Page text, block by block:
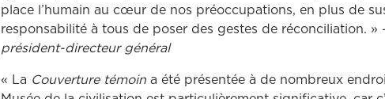
place l’humain au cœur de nos préoccupations, en plus de
responsabilité à tous de poser des gestes de réconciliation. »
président-directeur général
« La Couverture témoin a été présentée à de nombreux